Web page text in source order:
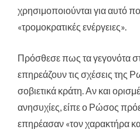
χρησιμοποιούνται για αυτό
«τρομοκρατικές ενέργειες».
Πρόσθεσε πως τα γεγονότα
επηρεάζουν τις σχέσεις της
σοβιετικά κράτη. Αν και
ανησυχίες, είπε ο Ρώσος
επηρέασαν «τον χαρακτήρα